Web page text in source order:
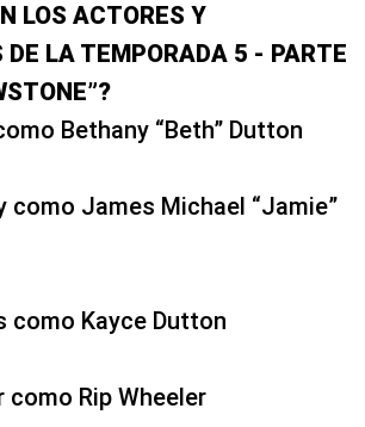
LOS ACTORES Y
DE LA TEMPORADA 5 - PARTE
Bethany “Beth” Dutton
como James Michael “Jamie”
como Kayce Dutton
como Rip Wheeler